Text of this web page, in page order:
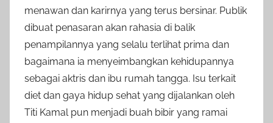
menawan dan karirnya yang terus bersinar. Publik
dibuat penasaran akan rahasia di balik
penampilannya yang selalu terlihat prima dan
bagaimana ia menyeimbangkan kehidupannya
sebagai aktris dan ibu rumah tangga. Isu terkait
diet dan gaya hidup sehat yang dijalankan oleh
Titi Kamal pun menjadi buah bibir yang ramai